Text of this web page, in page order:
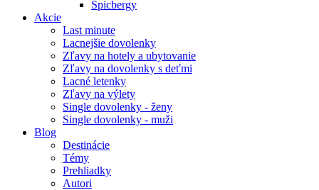
Špicbergy
Akcie
Last minute
Lacnejšie dovolenky
Zľavy na hotely a ubytovanie
Zľavy na dovolenky s deťmi
Lacné letenky
Zľavy na výlety
Single dovolenky - ženy
Single dovolenky - muži
Blog
Destinácie
Témy
Prehliadky
Autori